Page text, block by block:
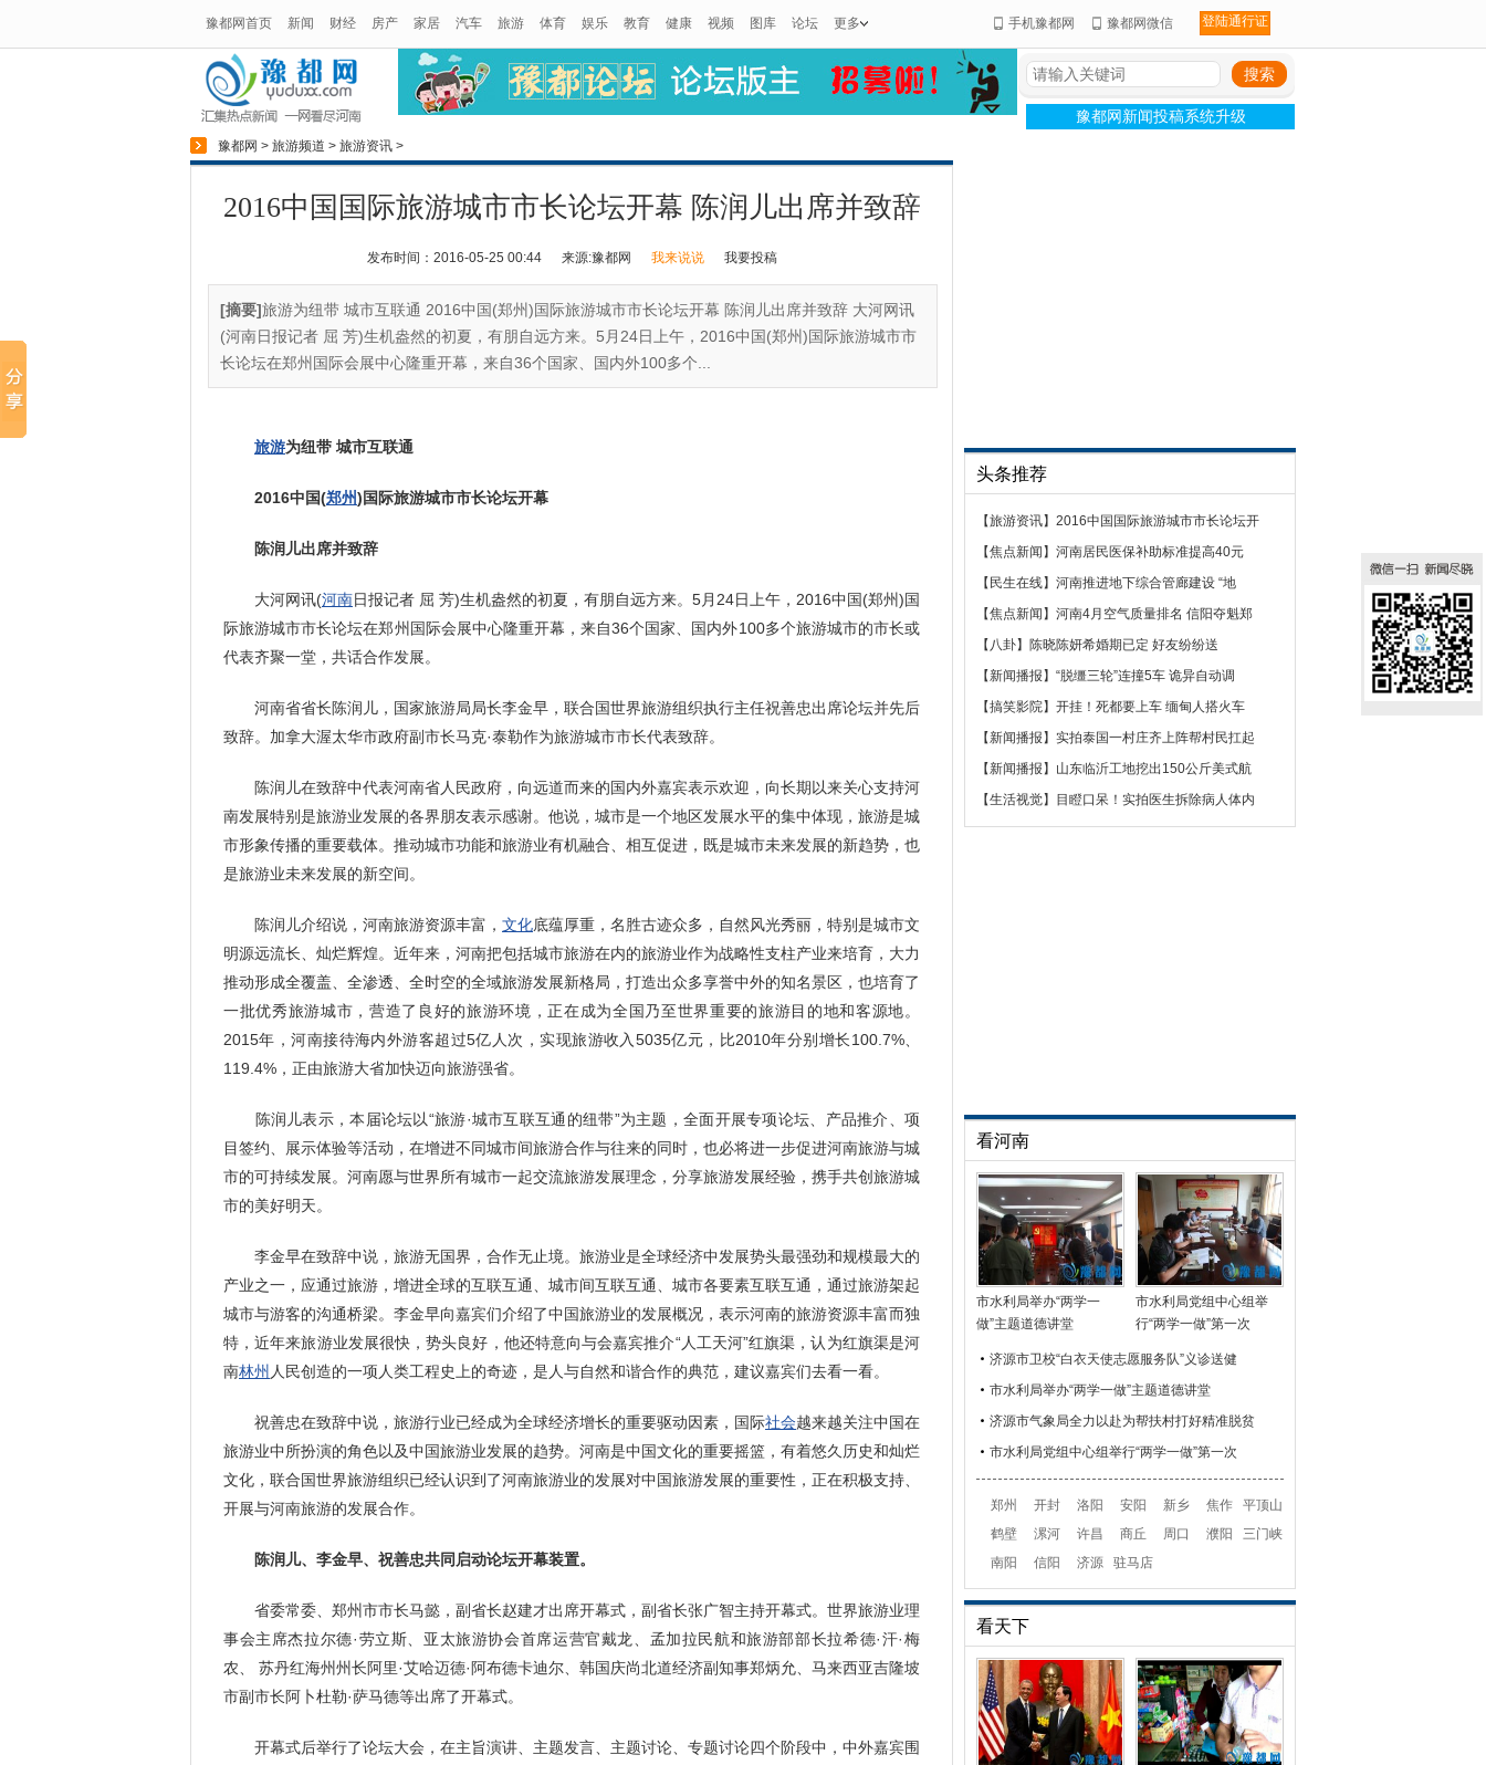
豫都网首页 新闻 财经 房产 家居 汽车 旅游 体育 娱乐 教育 健康 视频 图库 论坛 更多 手机豫都网 豫都网微信 登陆通行证
豫都网新闻投稿系统升级
豫都网 > 旅游频道 > 旅游资讯 >
2016中国国际旅游城市市长论坛开幕 陈润儿出席并致辞
发布时间：2016-05-25 00:44 来源:豫都网 我来说说 我要投稿
[摘要]旅游为纽带 城市互联通 2016中国(郑州)国际旅游城市市长论坛开幕 陈润儿出席并致辞 大河网讯
(河南日报记者 屈 芳)生机盎然的初夏，有朋自远方来。5月24日上午，2016中国(郑州)国际旅游城市市
长论坛在郑州国际会展中心隆重开幕，来自36个国家、国内外100多个...
旅游为纽带 城市互联通
2016中国(郑州)国际旅游城市市长论坛开幕
陈润儿出席并致辞
大河网讯(河南日报记者 屈 芳)生机盎然的初夏，有朋自远方来。5月24日上午，2016中国(郑州)国
际旅游城市市长论坛在郑州国际会展中心隆重开幕，来自36个国家、国内外100多个旅游城市的市长或
代表齐聚一堂，共话合作发展。
河南省省长陈润儿，国家旅游局局长李金早，联合国世界旅游组织执行主任祝善忠出席论坛并先后
致辞。加拿大渥太华市政府副市长马克·泰勒作为旅游城市市长代表致辞。
陈润儿在致辞中代表河南省人民政府，向远道而来的国内外嘉宾表示欢迎，向长期以来关心支持河
南发展特别是旅游业发展的各界朋友表示感谢。他说，城市是一个地区发展水平的集中体现，旅游是城
市形象传播的重要载体。推动城市功能和旅游业有机融合、相互促进，既是城市未来发展的新趋势，也
是旅游业未来发展的新空间。
陈润儿介绍说，河南旅游资源丰富， 文化底蕴厚重，名胜古迹众多，自然风光秀丽，特别是城市文
明源远流长、灿烂辉煌。近年来，河南把包括城市旅游在内的旅游业作为战略性支柱产业来培育，大力
推动形成全覆盖、全渗透、全时空的全域旅游发展新格局，打造出众多享誉中外的知名景区，也培育了
一批优秀旅游城市，营造了良好的旅游环境，正在成为全国乃至世界重要的旅游目的地和客源地。
2015年，河南接待海内外游客超过5亿人次，实现旅游收入5035亿元，比2010年分别增长100.7%、
119.4%，正由旅游大省加快迈向旅游强省。
陈润儿表示，本届论坛以“旅游·城市互联互通的纽带”为主题，全面开展专项论坛、产品推介、项
目签约、展示体验等活动，在增进不同城市间旅游合作与往来的同时，也必将进一步促进河南旅游与城
市的可持续发展。河南愿与世界所有城市一起交流旅游发展理念，分享旅游发展经验，携手共创旅游城
市的美好明天。
李金早在致辞中说，旅游无国界，合作无止境。旅游业是全球经济中发展势头最强劲和规模最大的
产业之一，应通过旅游，增进全球的互联互通、城市间互联互通、城市各要素互联互通，通过旅游架起
城市与游客的沟通桥梁。李金早向嘉宾们介绍了中国旅游业的发展概况，表示河南的旅游资源丰富而独
特，近年来旅游业发展很快，势头良好，他还特意向与会嘉宾推介“人工天河”红旗渠，认为红旗渠是河
南林州 人民创造的一项人类工程史上的奇迹，是人与自然和谐合作的典范，建议嘉宾们去看一看。
祝善忠在致辞中说，旅游行业已经成为全球经济增长的重要驱动因素，国际社会越来越关注中国在
旅游业中所扮演的角色以及中国旅游业发展的趋势。河南是中国文化的重要摇篮，有着悠久历史和灿烂
文化，联合国世界旅游组织已经认识到了河南旅游业的发展对中国旅游发展的重要性，正在积极支持、
开展与河南旅游的发展合作。
陈润儿、李金早、祝善忠共同启动论坛开幕装置。
省委常委、郑州市市长马懿，副省长赵建才出席开幕式，副省长张广智主持开幕式。世界旅游业理
事会主席杰拉尔德·劳立斯、亚太旅游协会首席运营官戴龙、孟加拉民航和旅游部部长拉希德·汗·梅
农、 苏丹红海州州长阿里·艾哈迈德·阿布德卡迪尔、韩国庆尚北道经济副知事郑炳允、马来西亚吉隆坡
市副市长阿卜杜勒·萨马德等出席了开幕式。
开幕式后举行了论坛大会，在主旨演讲、主题发言、主题讨论、专题讨论四个阶段中，中外嘉宾围
头条推荐
【旅游资讯】 2016中国国际旅游城市市长论坛开
【焦点新闻 】 河南居民医保补助标准提高40元
【 民生在线】 河南推进地下综合管廊建设 “地
【焦点新闻 】 河南4月空气质量排名 信阳夺魁郑
【 八卦】 陈晓陈妍希婚期已定 好友纷纷送
【新闻播报 】 “脱缰三轮”连撞5车 诡异自动调
【搞笑影院】 开挂！死都要上车 缅甸人搭火车
【新闻播报 】 实拍泰国一村庄齐上阵帮村民扛起
【新闻播报 】 山东临沂工地挖出150公斤美式航
【生活视觉】 目瞪口呆！实拍医生拆除病人体内
看河南
市水利局举办“两学一
做”主题道德讲堂
市水利局党组中心组举
行“两学一做”第一次
济源市卫校“白衣天使志愿服务队”义诊送健
市水利局举办“两学一做”主题道德讲堂
济源市气象局全力以赴为帮扶村打好精准脱贫
市水利局党组中心组举行“两学一做”第一次
郑州 开封 洛阳 安阳 新乡 焦作
平顶山
鹤壁
漯河 许昌 商丘 周口 濮阳
三门峡
南阳
信阳 济源 驻马店
看天下